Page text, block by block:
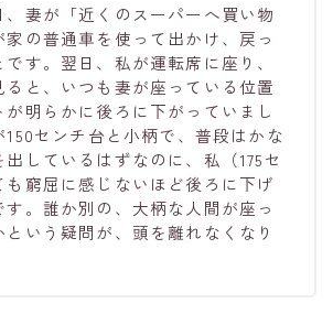
、妻が「近くのスーパーへ買い物
家の普通車を使って出かけ、戻っ
す。翌日、私が運転席に座り、
ると、いつも妻が座っている位置
が明らかに後ろに下がっていまし
センチ台と小柄で、普段はかな
出しているはずなのに、私（175セ
も窮屈に感じないほど後ろに下げ
す。誰か別の、大柄な人間が座っ
いう疑問が、頭を離れなくなり